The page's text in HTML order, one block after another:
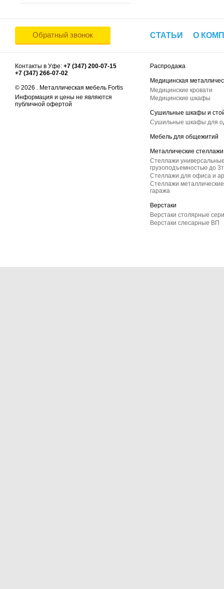
Обратный звонок СТАТЬИ О
Контакты в Уфе: +7 (347) 200-07-15
+7 (347) 266-07-02
© 2026 . Металлическая мебель Fortis
Информация и цены не являются
публичной офертой
Распродажа
Медицинская
Медицинские кровати
Медицинские шкафы
Сушильные шкафы и
Сушильные шкафы для
Мебель для общежитий
Металлические стеллажи
Стеллажи
грузоподъемностью до
Стеллажи для офиса и
Стеллажи
гаража
Верстаки
Верстаки столярные
Верстаки слесарные ВП